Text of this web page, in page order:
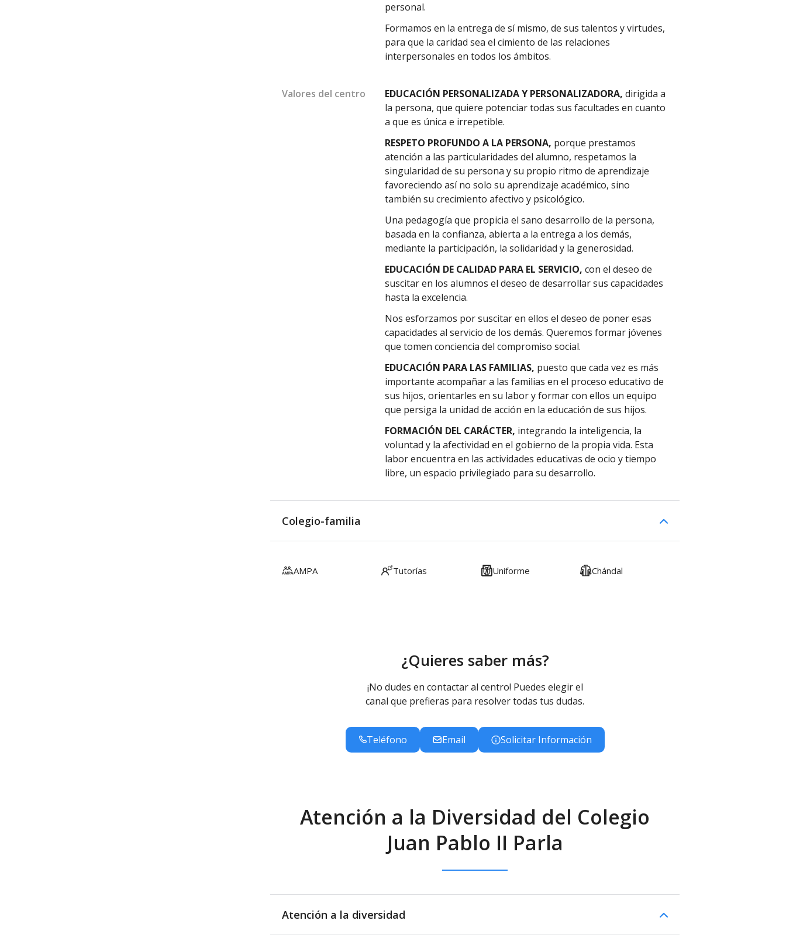
personal.
Formamos en la entrega de sí mismo, de sus talentos y virtudes,
para que la caridad sea el cimiento de las relaciones
interpersonales en todos los ámbitos.
Valores del centro EDUCACIÓN PERSONALIZADA Y PERSONALIZADORA, dirigida a
la persona, que quiere potenciar todas sus facultades en cuanto
a que es única e irrepetible.
RESPETO PROFUNDO A LA PERSONA, porque prestamos
atención a las particularidades del alumno, respetamos la
singularidad de su persona y su propio ritmo de aprendizaje
favoreciendo así no solo su aprendizaje académico, sino
también su crecimiento afectivo y psicológico.
Una pedagogía que propicia el sano desarrollo de la persona,
basada en la confianza, abierta a la entrega a los demás,
mediante la participación, la solidaridad y la generosidad.
EDUCACIÓN DE CALIDAD PARA EL SERVICIO, con el deseo de
suscitar en los alumnos el deseo de desarrollar sus capacidades
hasta la excelencia.
Nos esforzamos por suscitar en ellos el deseo de poner esas
capacidades al servicio de los demás. Queremos formar jóvenes
que tomen conciencia del compromiso social.
EDUCACIÓN PARA LAS FAMILIAS, puesto que cada vez es más
importante acompañar a las familias en el proceso educativo de
sus hijos, orientarles en su labor y formar con ellos un equipo
que persiga la unidad de acción en la educación de sus hijos.
FORMACIÓN DEL CARÁCTER, integrando la inteligencia, la
voluntad y la afectividad en el gobierno de la propia vida. Esta
labor encuentra en las actividades educativas de ocio y tiempo
libre, un espacio privilegiado para su desarrollo.
Colegio-familia
AMPA Tutorías Uniforme Chándal
¿Quieres saber más?
¡No dudes en contactar al centro! Puedes elegir el
canal que prefieras para resolver todas tus dudas.
Teléfono Email Solicitar Información
Atención a la Diversidad del Colegio
Juan Pablo II Parla
Atención a la diversidad